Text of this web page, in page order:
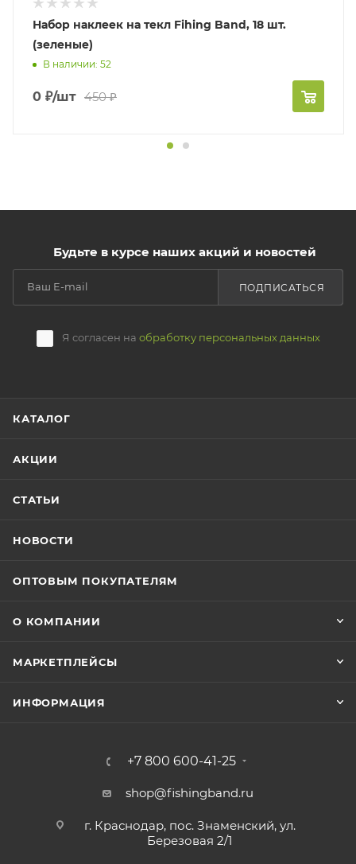
Набор наклеек на текл Fihing Band, 18 шт.
(зеленые)
В наличии: 52
0 ₽/шт 450₽
Будьте в курсе наших акций и новостей
Я согласен на обработку персональных данных
ПОДПИСАТЬСЯ
КАТАЛОГ
АКЦИИ
СТАТЬИ
НОВОСТИ
ОПТОВЫМ ПОКУПАТЕЛЯМ
О КОМПАНИИ
МАРКЕТПЛЕЙСЫ
ИНФОРМАЦИЯ
+7 800 600-41-25
shop@fishingband.ru
г. Краснодар, пос. Знаменский, ул.
Березовая 2/1